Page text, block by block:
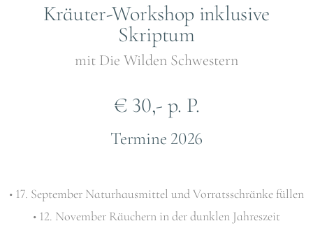
Kräuter-Workshop inklusive
Skriptum
mit Die Wilden Schwestern
€ 30,- p. P.
Termine 2026
• 17. September Naturhausmittel und Vorratsschränke füllen
• 12. November Räuchern in der dunklen Jahreszeit